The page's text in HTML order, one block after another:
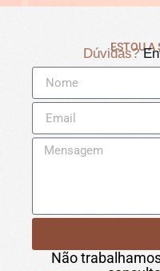
ESTOU A
Dúvidas?
Não